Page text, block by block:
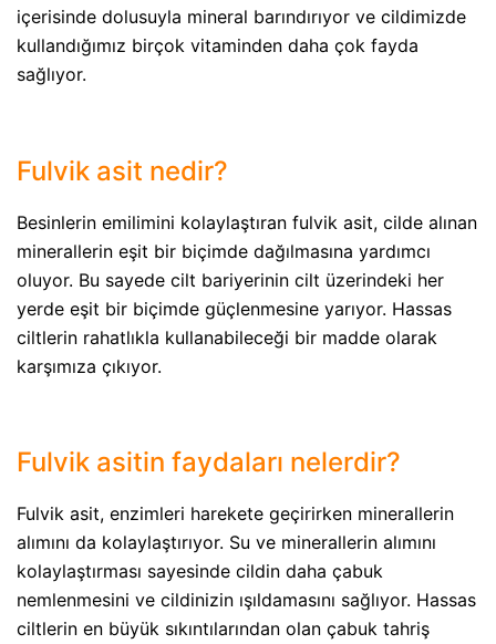
içerisinde dolusuyla mineral barındırıyor ve cildimizde
kullandığımız birçok vitaminden daha çok fayda
sağlıyor.
Fulvik asit nedir?
Besinlerin emilimini kolaylaştıran fulvik asit, cilde alınan
minerallerin eşit bir biçimde dağılmasına yardımcı
oluyor. Bu sayede cilt bariyerinin cilt üzerindeki her
yerde eşit bir biçimde güçlenmesine yarıyor. Hassas
ciltlerin rahatlıkla kullanabileceği bir madde olarak
karşımıza çıkıyor.
Fulvik asitin faydaları nelerdir?
Fulvik asit, enzimleri harekete geçirirken minerallerin
alımını da kolaylaştırıyor. Su ve minerallerin alımını
kolaylaştırması sayesinde cildin daha çabuk
nemlenmesini ve cildinizin ışıldamasını sağlıyor. Hassas
ciltlerin en büyük sıkıntılarından olan çabuk tahriş